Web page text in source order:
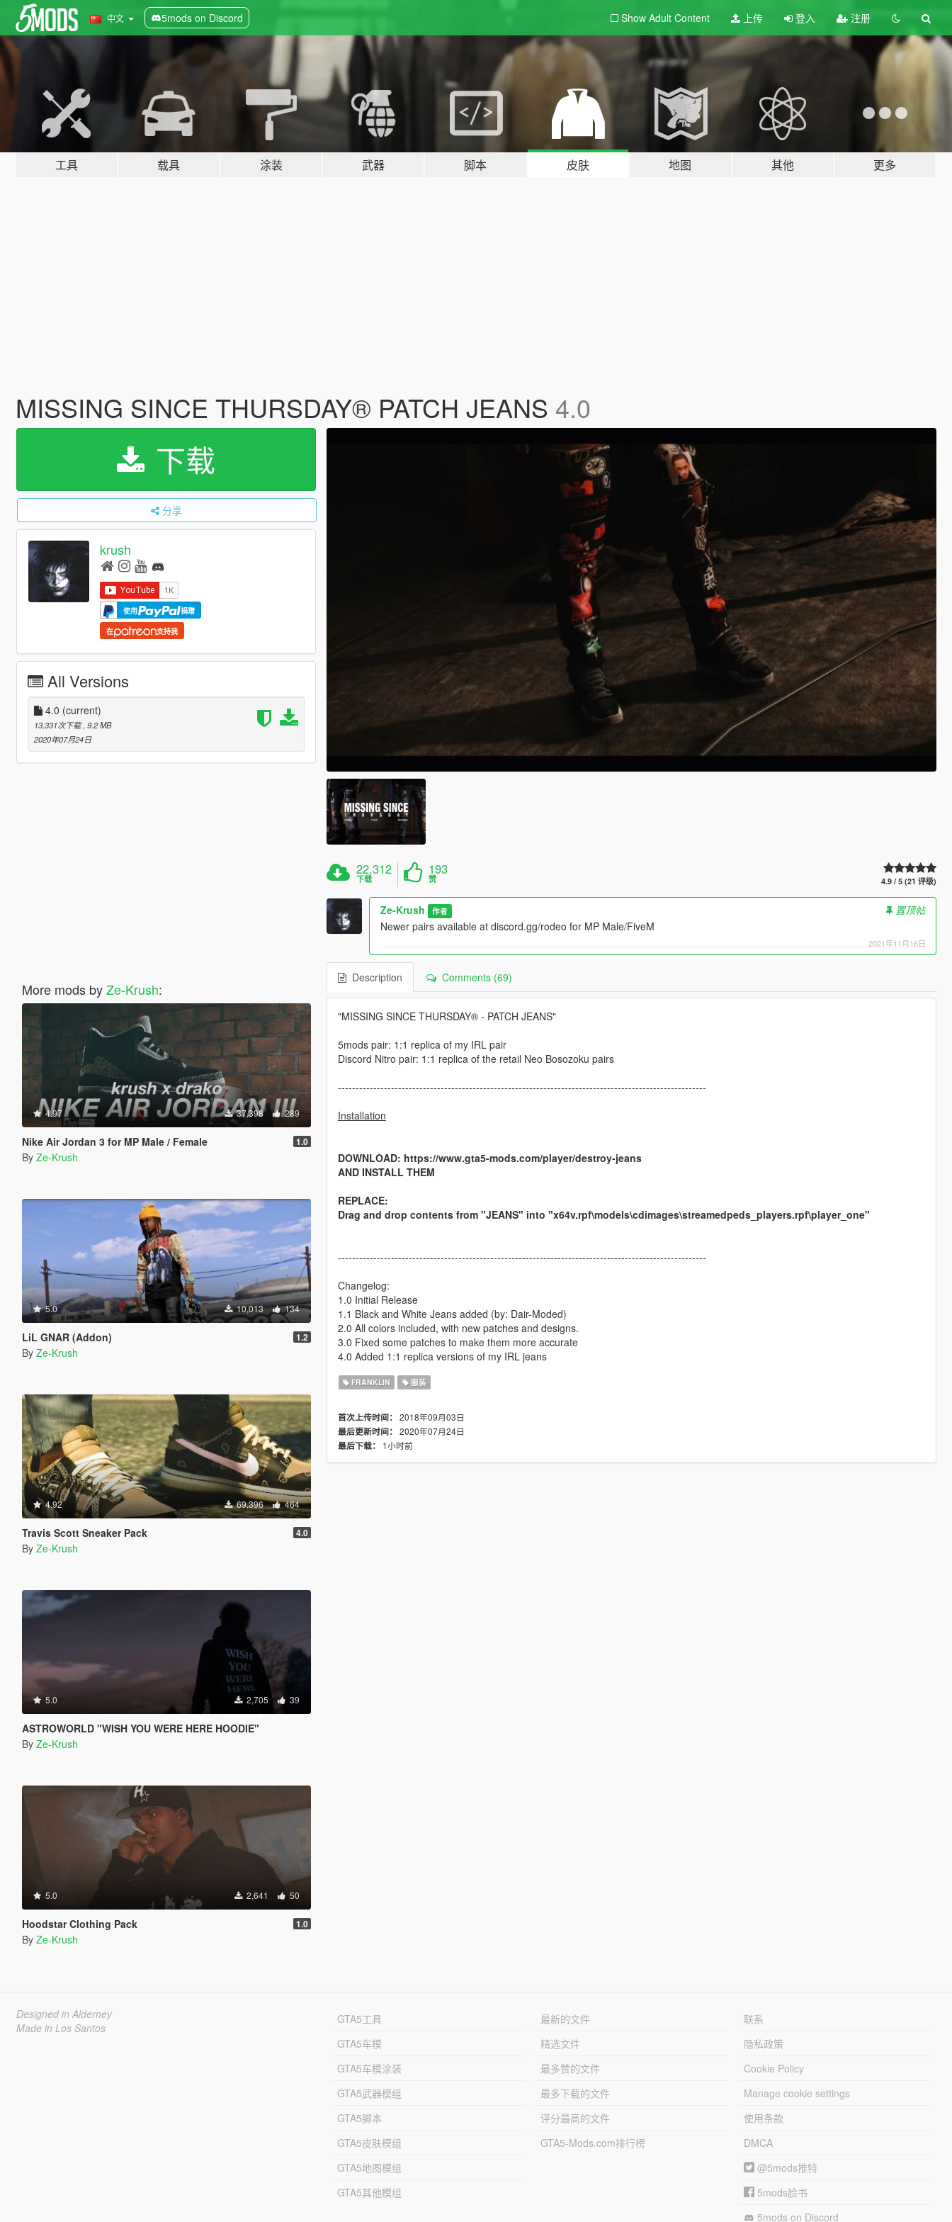
中文 5mods on Discord Show Adult Content 上传 登入 注册
工具 载具 涂装 武器 脚本 皮肤 地图 其他 更多
MISSING SINCE THURSDAY® PATCH JEANS 4.0
下载
分享
krush
使用 捐赠
在 支持我
All Versions
4.0 (current)
13,331次下载 , 9.2 MB
2020年07月24日
More mods byZe-Krush:
4.97 37,398 289
Nike Air Jordan 3 for MP Male / Female 1.0
By Ze-Krush
5.0 10,013 134
LiL GNAR (Addon) 1.2
By Ze-Krush
4.92 69,396 464
Travis Scott Sneaker Pack 4.0
By Ze-Krush
5.0 2,705 39
ASTROWORLD "WISH YOU WERE HERE HOODIE"
By Ze-Krush
5.0 2,641 50
Hoodstar Clothing Pack 1.0
By Ze-Krush
22,312
下载
193
赞 4.9 / 5 (21 评级)
Ze-Krush 作者
置顶帖
Newer pairs available at discord.gg/rodeo for MP Male/FiveM
2021年11月16日
Description Comments (69)
"MISSING SINCE THURSDAY® - PATCH JEANS"
5mods pair: 1:1 replica of my IRL pair
Discord Nitro pair: 1:1 replica of the retail Neo Bosozoku pairs
--------------------------------------------------------------------------------------------------------
Installation
DOWNLOAD: https://www.gta5-mods.com/player/destroy-jeans
AND INSTALL THEM
REPLACE:
Drag and drop contents from "JEANS" into "x64v.rpf\models\cdimages\streamedpeds_players.rpf\player_one"
--------------------------------------------------------------------------------------------------------
Changelog:
1.0 Initial Release
1.1 Black and White Jeans added (by: Dair-Moded)
2.0 All colors included, with new patches and designs.
3.0 Fixed some patches to make them more accurate
4.0 Added 1:1 replica versions of my IRL jeans
FRANKLIN 服装
首次上传时间： 2018年09月03日
最后更新时间： 2020年07月24日
最后下载：
1小时前
Designed in Alderney
Made in Los Santos
GTA5工具
GTA5车模
GTA5车模涂装
GTA5武器模组
GTA5脚本
GTA5皮肤模组
GTA5地图模组
GTA5其他模组
最新的文件
精选文件
最多赞的文件
最多下载的文件
评分最高的文件
GTA5-Mods.com排行榜
联系
隐私政策
Cookie Policy
Manage cookie settings
使用条款
DMCA
@5mods推特
5mods脸书
5mods on Discord